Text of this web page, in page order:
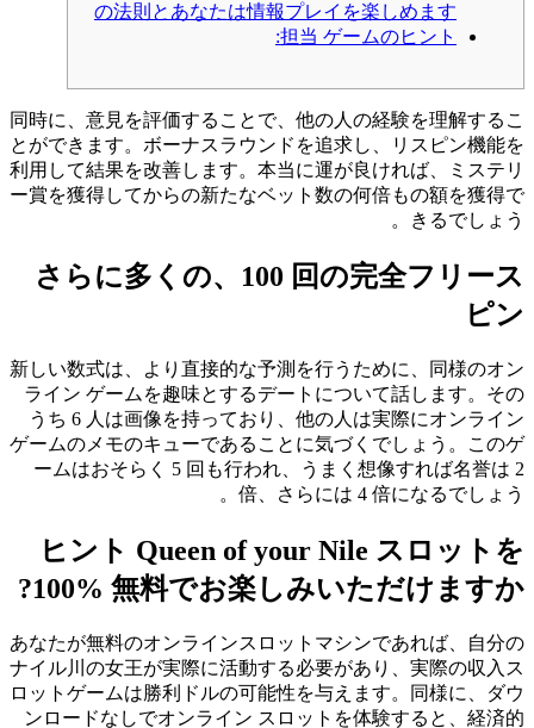
の法則とあなたは情報プレイを楽しめます
担当 ゲームのヒント:
同時に、意見を評価することで、他の人の経験を理解するこ
とができます。ボーナスラウンドを追求し、リスピン機能を
利用して結果を改善します。本当に運が良ければ、ミステリ
ー賞を獲得してからの新たなベット数の何倍もの額を獲得で
きるでしょう。
さらに多くの、100 回の完全フリース
ピン
新しい数式は、より直接的な予測を行うために、同様のオン
ライン ゲームを趣味とするデートについて話します。その
うち 6 人は画像を持っており、他の人は実際にオンライン
ゲームのメモのキューであることに気づくでしょう。このゲ
ームはおそらく 5 回も行われ、うまく想像すれば名誉は 2
倍、さらには 4 倍になるでしょう。
ヒント Queen of your Nile スロットを
100% 無料でお楽しみいただけますか?
あなたが無料のオンラインスロットマシンであれば、自分の
ナイル川の女王が実際に活動する必要があり、実際の収入ス
ロットゲームは勝利ドルの可能性を与えます。同様に、ダウ
ンロードなしでオンライン スロットを体験すると、経済的